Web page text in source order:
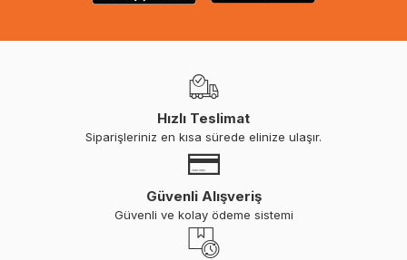
Hızlı Teslimat
Siparişleriniz en kısa sürede elinize ulaşır.
Güvenli Alışveriş
Güvenli ve kolay ödeme sistemi